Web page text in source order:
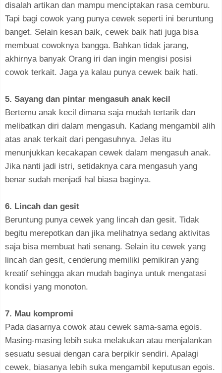
disalah artikan dan mampu menciptakan rasa cemburu.
Tapi bagi cowok yang punya cewek seperti ini beruntung
banget. Selain kesan baik, cewek baik hati juga bisa
membuat cowoknya bangga. Bahkan tidak jarang,
akhirnya banyak Orang iri dan ingin mengisi posisi
cowok terkait. Jaga ya kalau punya cewek baik hati.
5. Sayang dan pintar mengasuh anak kecil
Bertemu anak kecil dimana saja mudah tertarik dan
melibatkan diri dalam mengasuh. Kadang mengambil alih
atas anak terkait dari pengasuhnya. Jelas itu
menunjukkan kecakapan cewek dalam mengasuh anak.
Jika nanti jadi istri, setidaknya cara mengasuh yang
benar sudah menjadi hal biasa baginya.
6. Lincah dan gesit
Beruntung punya cewek yang lincah dan gesit. Tidak
begitu merepotkan dan jika melihatnya sedang aktivitas
saja bisa membuat hati senang. Selain itu cewek yang
lincah dan gesit, cenderung memiliki pemikiran yang
kreatif sehingga akan mudah baginya untuk mengatasi
kondisi yang monoton.
7. Mau kompromi
Pada dasarnya cowok atau cewek sama-sama egois.
Masing-masing lebih suka melakukan atau menjalankan
sesuatu sesuai dengan cara berpikir sendiri. Apalagi
cewek, biasanya lebih suka mengambil keputusan egois.